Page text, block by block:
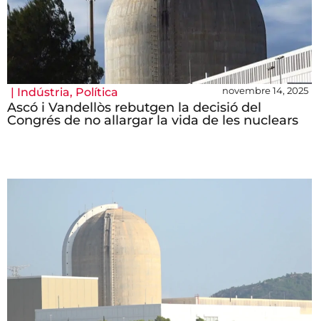
| Indústria, Política novembre 14, 2025
Ascó i Vandellòs rebutgen la decisió del
Congrés de no allargar la vida de les nuclears